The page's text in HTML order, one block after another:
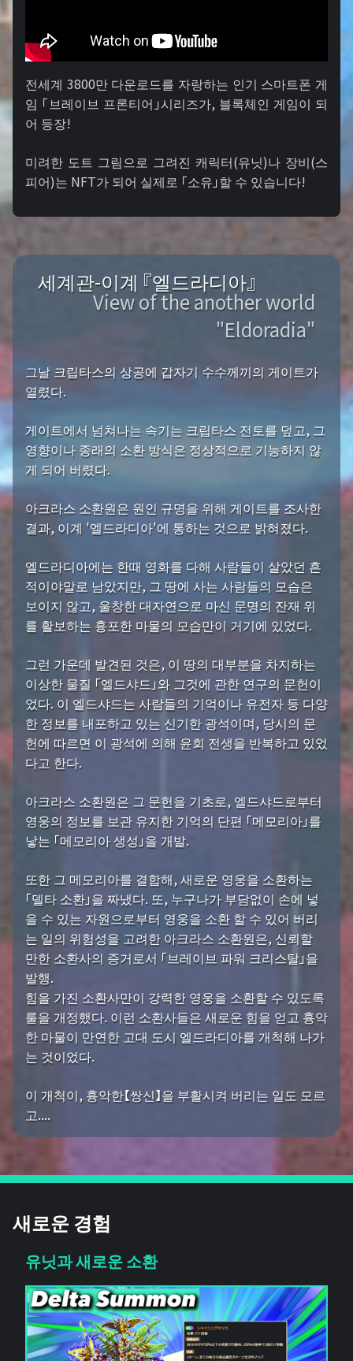
전세계 3800만 다운로드를 자랑하는 인기 스마트폰 게
임 「브레이브 프론티어」시리즈가, 블록체인 게임이 되
어 등장!
미려한 도트 그림으로 그려진 캐릭터(유닛)나 장비(스
피어)는 NFT가 되어 실제로 「소유」할 수 있습니다!
세계관-이계 『엘드라디아』
View of the another world
"Eldoradia"
그날 크립타스의 상공에 갑자기 수수께끼의 게이트가
열렸다.
게이트에서 넘쳐나는 속기는 크립타스 전토를 덮고, 그
영향이나 종래의 소환 방식은 정상적으로 기능하지 않
게 되어 버렸다.
아크라스 소환원은 원인 규명을 위해 게이트를 조사한
결과, 이계 '엘드라디아'에 통하는 것으로 밝혀졌다.
엘드라디아에는 한때 영화를 다해 사람들이 살았던 흔
적이야말로 남았지만, 그 땅에 사는 사람들의 모습은
보이지 않고, 울창한 대자연으로 마신 문명의 잔재 위
를 활보하는 흉포한 마물의 모습만이 거기에 있었다.
그런 가운데 발견된 것은, 이 땅의 대부분을 차지하는
이상한 물질 「엘드샤드」와 그것에 관한 연구의 문헌이
었다. 이 엘드샤드는 사람들의 기억이나 유전자 등 다양
한 정보를 내포하고 있는 신기한 광석이며, 당시의 문
헌에 따르면 이 광석에 의해 윤회 전생을 반복하고 있었
다고 한다.
아크라스 소환원은 그 문헌을 기초로, 엘드샤드로부터
영웅의 정보를 보관 유지한 기억의 단편 「메모리아」를
낳는 「메모리아 생성」을 개발.
또한 그 메모리아를 결합해, 새로운 영웅을 소환하는
「델타 소환」을 짜냈다. 또, 누구나가 부담없이 손에 넣
을 수 있는 자원으로부터 영웅을 소환 할 수 있어 버리
는 일의 위험성을 고려한 아크라스 소환원은, 신뢰할
만한 소환사의 증거로서 「브레이브 파워 크리스탈」을
발행.
힘을 가진 소환사만이 강력한 영웅을 소환할 수 있도록
룰을 개정했다. 이런 소환사들은 새로운 힘을 얻고 흉악
한 마물이 만연한 고대 도시 엘드라디아를 개척해 나가
는 것이었다.
이 개척이, 흉악한【쌍신】을 부활시켜 버리는 일도 모르
고....
새로운 경험
유닛과 새로운 소환